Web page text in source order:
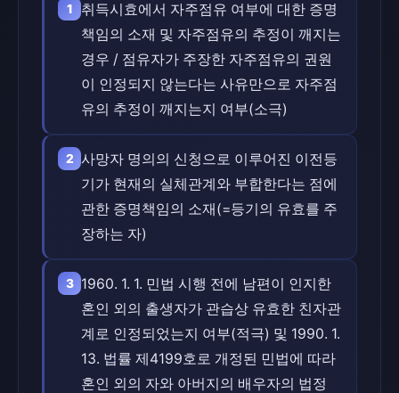
1
취득시효에서 자주점유 여부에 대한 증명
책임의 소재 및 자주점유의 추정이 깨지는
경우 / 점유자가 주장한 자주점유의 권원
이 인정되지 않는다는 사유만으로 자주점
유의 추정이 깨지는지 여부(소극)
2 사망자 명의의 신청으로 이루어진 이전등
기가 현재의 실체관계와 부합한다는 점에
관한 증명책임의 소재(=등기의 유효를 주
장하는 자)
3 1960. 1. 1. 민법 시행 전에 남편이 인지한
혼인 외의 출생자가 관습상 유효한 친자관
계로 인정되었는지 여부(적극) 및 1990. 1.
13. 법률 제4199호로 개정된 민법에 따라
혼인 외의 자와 아버지의 배우자의 법정